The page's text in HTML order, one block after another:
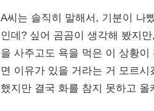
A씨는 솔직히 말해서, 기분이 나
인데? 싶어 곰곰이 생각해 봤지
을 사주고도 욕을 먹은 이 상황
면 이유가 있을 거라는 거 모르
했지만 결국 화를 참지 못하고 올